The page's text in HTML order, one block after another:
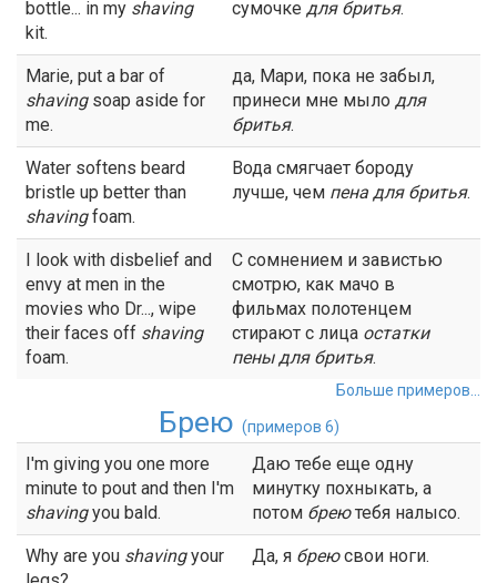
bottle... in my shaving
kit.
сумочке для бритья.
Marie, put a bar of
shavingsoap aside for
me.
да, Мари, пока не забыл,
принеси мне мыло для
бритья.
Water softens beard
bristle up better than
shavingfoam.
Вода смягчает бороду
лучше, чем пена длябритья.
I look with disbelief and
envy at men in the
movies who Dr..., wipe
their faces off shaving
foam.
С сомнением и завистью
смотрю, как мачо в
фильмах полотенцем
стирают с лица остатки
пеныдля бритья.
Больше примеров...
Брею (примеров 6)
I'm giving you one more
minute to pout and then I'm
shavingyou bald.
Даю тебе еще одну
минутку похныкать, а
потом бреютебя налысо.
Why are you shavingyour
Да, я бреюсвои ноги.